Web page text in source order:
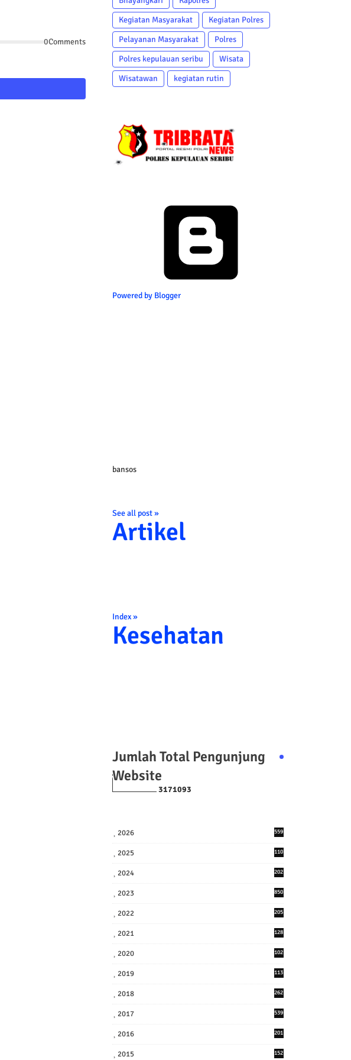
0Comments
Kegiatan Masyarakat
Kegiatan Polres
Pelayanan Masyarakat
Polres
Polres kepulauan seribu
Wisata
Wisatawan
kegiatan rutin
Powered by Blogger
bansos
See all post »
Artikel
Index »
Kesehatan
Jumlah Total Pengunjung
Website
3171093
2026 559
2025
110
2024
202
2023 850
2022
205
2021
128
2020
102
2019
113
2018
262
2017
539
2016
201
2015 152